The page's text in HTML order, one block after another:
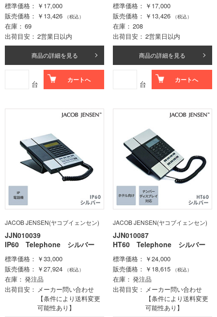
標準価格
￥17,000
販売価格
￥13,426 （税込）
在庫
69
出荷目安
2営業日以内
商品の詳細を見る
台 カートへ
標準価格
￥17,000
販売価格
￥13,426 （税込）
在庫
208
出荷目安
2営業日以内
商品の詳細を見る
台 カートへ
JACOB JENSEN(ヤコブイェンセン)
JJN010039
IP60 Telephone シルバー
標準価格
￥33,000
販売価格
￥27,924 （税込）
在庫
発注品
出荷目安
メーカー問い合わせ
【条件により送料変更
可能性あり】
JACOB JENSEN(ヤコブイェンセン)
JJN010087
HT60 Telephone シルバー
標準価格
￥24,000
販売価格
￥18,615 （税込）
在庫
発注品
出荷目安
メーカー問い合わせ
【条件により送料変更
可能性あり】